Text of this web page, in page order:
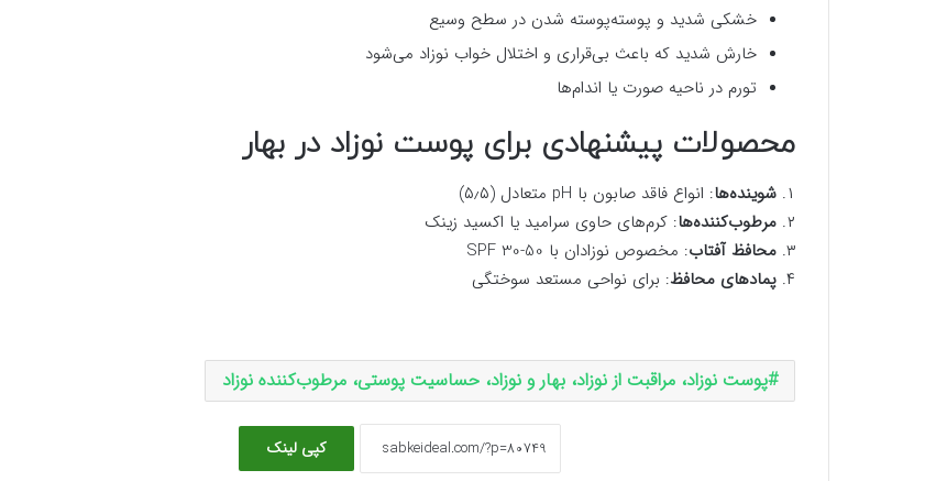
خشکی شدید و پوسته‌پوسته شدن در سطح وسیع
خارش شدید که باعث بی‌قراری و اختلال خواب نوزاد می‌شود
تورم در ناحیه صورت یا اندام‌ها
محصولات پیشنهادی برای پوست نوزاد در بهار
۱. شوینده‌ها: انواع فاقد صابون با pH متعادل (۵٫۵)
۲. مرطوب‌کننده‌ها: کرم‌های حاوی سرامید یا اکسید زینک
۳. محافظ آفتاب: مخصوص نوزادان با SPF 30-50
۴. پمادهای محافظ: برای نواحی مستعد سوختگی
پوست نوزاد، مراقبت از نوزاد، بهار و نوزاد، حساسیت پوستی، مرطوب‌کننده نوزاد
کپی لینک